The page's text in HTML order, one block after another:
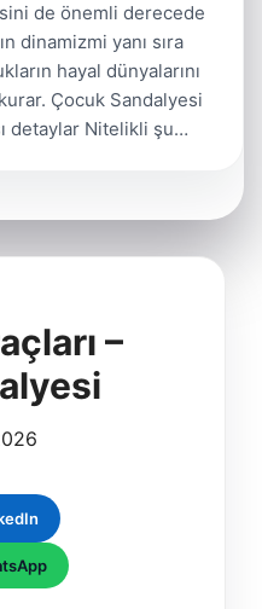
de önemli derecede
dinamizmi yanı sıra
hayal dünyalarını
Çocuk Sandalyesi
detaylar Nitelikli şu…
–